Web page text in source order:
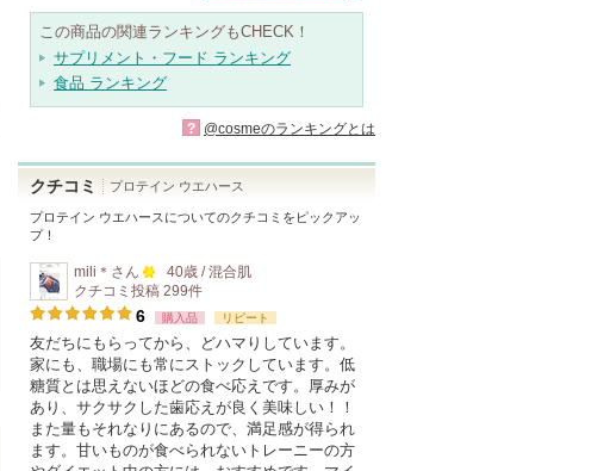
この商品の関連ランキングもCHECK！
サプリメント・フード ランキング
食品 ランキング
? @cosmeのランキングとは
クチコミ プロテイン ウエハース
プロテイン ウエハース についてのクチコミをピックアッ
プ！
mili＊ さん
100
人
以
上
の
メ
ン
40歳 / 混合肌
クチコミ投稿 299件
6 購入品 リピート
友だちにもらってから、どハマりしています。
家にも、職場にも常にストックしています。低
糖質とは思えないほどの食べ応えです。厚みが
あり、サクサクした歯応えが良く美味しい！！
また量もそれなりにあるので、満足感が得られ
ます。甘いものが食べられないトレーニーの方